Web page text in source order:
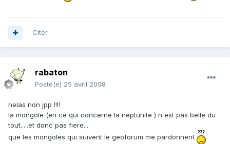
Citer
rabaton
Posté(e) 25 avril 2008
helas non jpp !!!!
la mongole (en ce qui concerne la neptunite ) n est pas belle du
tout.....et donc pas fiere...
que les mongoles qui suivent le geoforum me pardonnent